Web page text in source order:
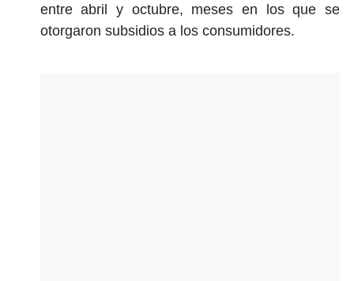
entre abril y octubre, meses en los que se
otorgaron subsidios a los consumidores.